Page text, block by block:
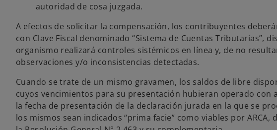
autoridad de cosa juzgada.
A efectos de solicitar la compensación, los contribuyentes
con Clave Fiscal denominado “Sistema de Cuentas Tributarias”,
organismo realizará controles sistémicos en línea y, de no
observaciones y/o inconsistencias detectadas.
Cuando se trate de un mismo gravamen, los saldos de libre
cuyos vencimientos para su presentación hubieran operado
la fecha de presentación de la declaración jurada en la que se
los mismos sean indicados “prima facie” como viables por